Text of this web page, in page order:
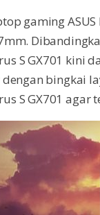
gaming
S GX701 kini
bingkai
S GX701